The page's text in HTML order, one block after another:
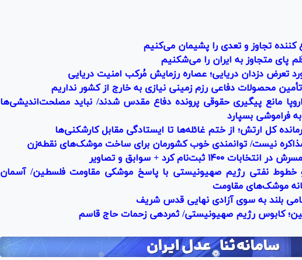
کننده تجاوز و تعدی را پشیمان می‌کنیم
پای متجاوز به ایران را می‌شکنیم
تعرض دزدان دریایی؛ عصاره رزمایش مُرکب امنیت دریایی
محصولات دفاعی رزم زمینی نیازی به خارج از کشور نداریم
اروپا مانع پیگیری حقوقی پرونده دفاع مقدس شدند/ نباید مصلحت‌اندیشی‌ها
فراموشی بسپارد
کل ارتش؛ از ختم غائله‌ها تا ایستادگی مقابل کارشکنی‌ها
نیست/ توانمندی خوب کشورمان برای ساخت موشک‌های نقطه‌زن
ثبت‌نام کرد + سوابق و تصاویر
هوایی و خطوط نفتی رژیم صهیونیستی با پاسخ موشکی مقاومت فلسطین/ آسمان
موشک‌های مقاومت
بلند به سوی آزادی نهایی قدس شریف
کابوس رژیم صهیونیستی/ ثمردهی زحمات حاج قاسم